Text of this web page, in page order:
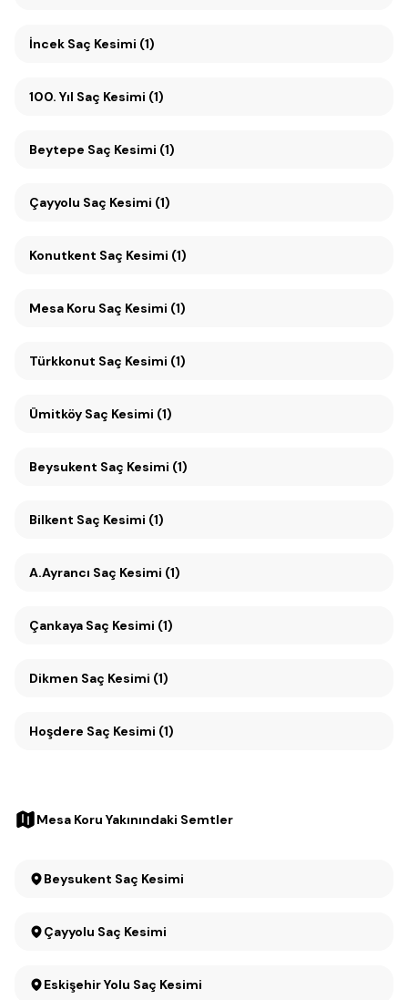
İncek Saç Kesimi (1)
100. Yıl Saç Kesimi (1)
Beytepe Saç Kesimi (1)
Çayyolu Saç Kesimi (1)
Konutkent Saç Kesimi (1)
Mesa Koru Saç Kesimi (1)
Türkkonut Saç Kesimi (1)
Ümitköy Saç Kesimi (1)
Beysukent Saç Kesimi (1)
Bilkent Saç Kesimi (1)
A.Ayrancı Saç Kesimi (1)
Çankaya Saç Kesimi (1)
Dikmen Saç Kesimi (1)
Hoşdere Saç Kesimi (1)
Mesa Koru Yakınındaki Semtler
Beysukent Saç Kesimi
Çayyolu Saç Kesimi
Eskişehir Yolu Saç Kesimi